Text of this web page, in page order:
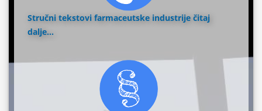
Stručni tekstovi farmaceutske industriječitaj
dalje...